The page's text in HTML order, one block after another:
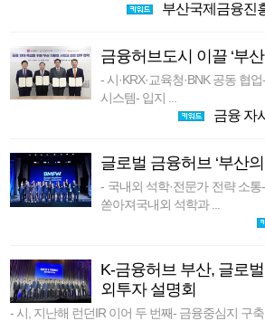
부산국제금융진
금융허브도시 이끌 ‘부
- 시·KRX·교육청·BNK 공동 협
시스템- 입지 ...
금융 자
글로벌 금융허브 ‘부산
- 국내외 석학·전문가 전략 소
쏟아져국내외 석학과 ...
K-금융허브 부산, 글로
외투자 설명회
- 시, 지난해 런던IR 이어 두 번째- 금융중심지 구축